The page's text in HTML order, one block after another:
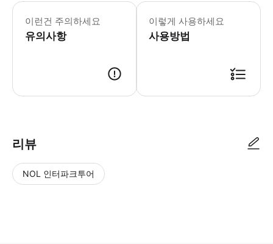
이런건 주의하세요
유의사항
가이드 투어를 선택하신 분들의 경우,
이렇게 사용하세요
사용방법
리뷰
NOL 인터파크투어